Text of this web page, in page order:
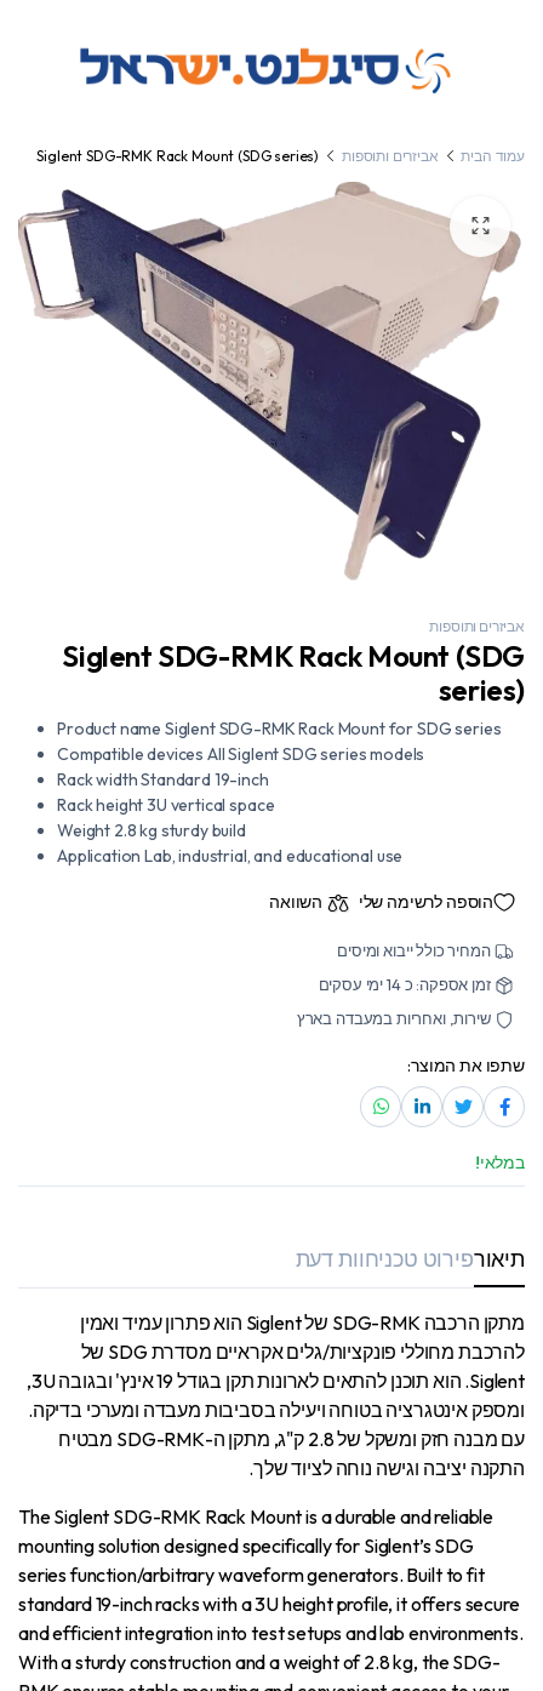
עמוד הבית אביזרים ותוספות Siglent SDG-RMK Rack Mount (SDG series)
אביזרים ותוספות
Siglent SDG-RMK Rack Mount (SDG
series)
Product name Siglent SDG-RMK Rack Mount for SDG series
Compatible devices All Siglent SDG series models
Rack width Standard 19-inch
Rack height 3U vertical space
Weight 2.8 kg sturdy build
Application Lab, industrial, and educational use
הוספה לרשימה שלי השוואה
המחיר כולל ייבוא ומיסים
זמן אספקה: כ 14 ימי עסקים
שירות, ואחריות במעבדה בארץ
שתפו את המוצר:
במלאי!
תיאורפירוט טכניחוות דעת
מתקן הרכבה SDG-RMK של Siglent הוא פתרון עמיד ואמין
להרכבת מחוללי פונקציות/גלים אקראיים מסדרת SDG של
Siglent. הוא תוכנן להתאים לארונות תקן בגודל 19 אינץ' ובגובה 3U,
ומספק אינטגרציה בטוחה ויעילה בסביבות מעבדה ומערכי בדיקה.
עם מבנה חזק ומשקל של 2.8 ק"ג, מתקן ה-SDG-RMK מבטיח
התקנה יציבה וגישה נוחה לציוד שלך.
The Siglent SDG-RMK Rack Mount is a durable and reliable
mounting solution designed specifically for Siglent’s SDG
series function/arbitrary waveform generators. Built to fit
standard 19-inch racks with a 3U height profile, it offers secure
and efficient integration into test setups and lab environments.
With a sturdy construction and a weight of 2.8 kg, the SDG-